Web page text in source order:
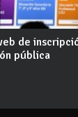
de
pública